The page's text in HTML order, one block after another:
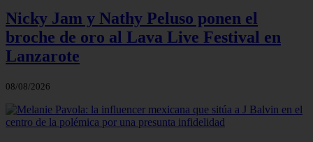
Nicky Jam y Nathy Peluso ponen el
broche de oro al Lava Live Festival en
Lanzarote
08/08/2026